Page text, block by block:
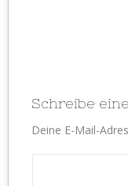
Schreibe
Deine E-Mail-